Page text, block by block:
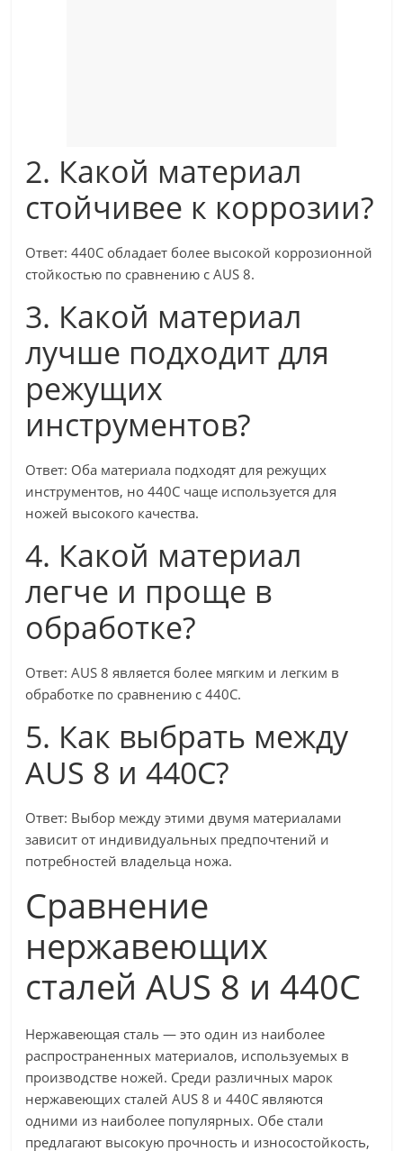
2. Какой материал
стойчивее к коррозии?
Ответ: 440C обладает более высокой коррозионной
стойкостью по сравнению с AUS 8.
3. Какой материал
лучше подходит для
режущих
инструментов?
Ответ: Оба материала подходят для режущих
инструментов, но 440C чаще используется для
ножей высокого качества.
4. Какой материал
легче и проще в
обработке?
Ответ: AUS 8 является более мягким и легким в
обработке по сравнению с 440C.
5. Как выбрать между
AUS 8 и 440C?
Ответ: Выбор между этими двумя материалами
зависит от индивидуальных предпочтений и
потребностей владельца ножа.
Сравнение
нержавеющих
сталей AUS 8 и 440C
Нержавеющая сталь — это один из наиболее
распространенных материалов, используемых в
производстве ножей. Среди различных марок
нержавеющих сталей AUS 8 и 440C являются
одними из наиболее популярных. Обе стали
предлагают высокую прочность и износостойкость,